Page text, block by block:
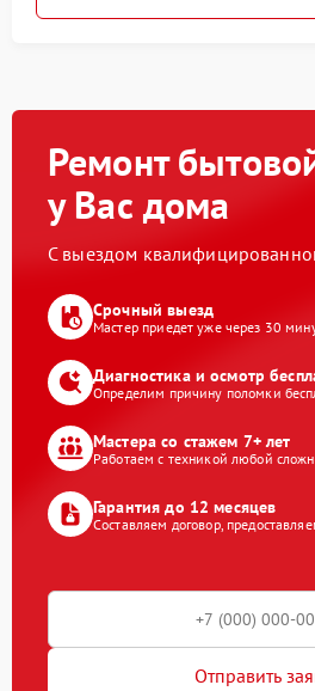
Ремонт
у Вас дома
С выездом
Срочный выезд
Мастер приедет уже через 30
Диагностика и осмотр
Определим причину поломки
Мастера со стажем 7+ лет
Работаем с техникой любой
Гарантия до 12 месяцев
Составляем договор,
Отправить